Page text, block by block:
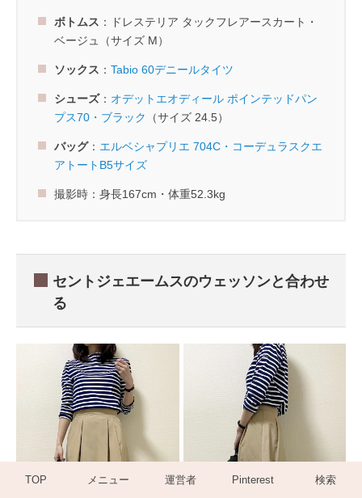
ボトムス ：ドレステリア タックフレアースカート・
ベージュ（サイズ M）
ソックス ： Tabio 60デニールタイツ
シューズ： オデットエオディール ポインテッドパン
プス70・ブラック
（サイズ 24.5）
バッグ： エルベシャプリエ 704C・コーデュラスクエ
アトートB5サイズ
撮影時：身長167cm・体重52.3kg
セントジェエームスのウェッソンと合わせ
る
TOP メニュー 運営者 Pinterest 検索